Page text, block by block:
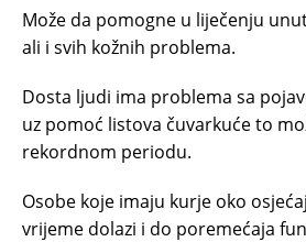
Može da pomogne u liječenju
ali i svih kožnih problema.
Dosta ljudi ima problema sa
uz pomoć listova čuvarkuće to
rekordnom periodu.
Osobe koje imaju kurje oko
vrijeme dolazi i do poremećaja